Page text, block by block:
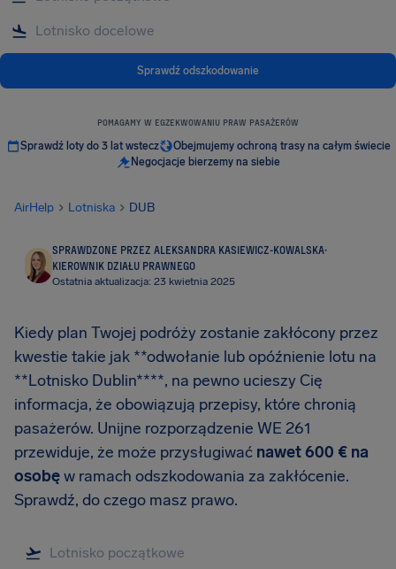
Sprawdź odszkodowanie
POMAGAMY W EGZEKWOWANIU PRAW PASAŻERÓW
Sprawdź loty do 3 lat wstecz
Obejmujemy ochroną trasy na całym świecie
Negocjacje bierzemy na siebie
AirHelp Lotniska DUB
SPRAWDZONE PRZEZ ALEKSANDRA KASIEWICZ-KOWALSKA·
KIEROWNIK DZIAŁU PRAWNEGO
Ostatnia aktualizacja: 23 kwietnia 2025
Kiedy plan Twojej podróży zostanie zakłócony przez
kwestie takie jak **odwołanie lub opóźnienie lotu na
**Lotnisko Dublin****, na pewno ucieszy Cię
informacja, że obowiązują przepisy, które chronią
pasażerów. Unijne rozporządzenie WE 261
przewiduje, że może przysługiwać nawet600 € na
osobęw ramach odszkodowania za zakłócenie.
Sprawdź, do czego masz prawo.